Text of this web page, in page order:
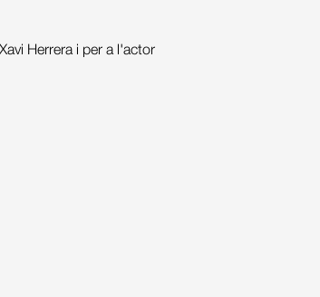
Herrera i per a l'actor